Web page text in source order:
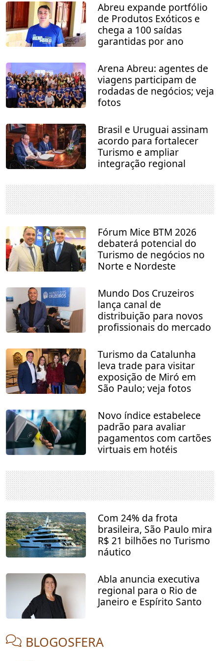
Abreu expande portfólio
de Produtos Exóticos e
chega a 100 saídas
garantidas por ano
Arena Abreu: agentes de
viagens participam de
rodadas de negócios; veja
fotos
Brasil e Uruguai assinam
acordo para fortalecer
Turismo e ampliar
integração regional
Fórum Mice BTM 2026
debaterá potencial do
Turismo de negócios no
Norte e Nordeste
Mundo Dos Cruzeiros
lança canal de
distribuição para novos
profissionais do mercado
Turismo da Catalunha
leva trade para visitar
exposição de Miró em
São Paulo; veja fotos
Novo índice estabelece
padrão para avaliar
pagamentos com cartões
virtuais em hotéis
Com 24% da frota
brasileira, São Paulo mira
R$ 21 bilhões no Turismo
náutico
Abla anuncia executiva
regional para o Rio de
Janeiro e Espírito Santo
BLOGOSFERA